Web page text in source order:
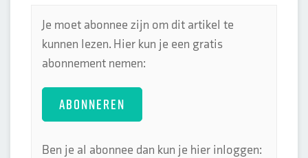
Je moet abonnee zijn om dit artikel te
kunnen lezen. Hier kun je een gratis
abonnement nemen:
ABONNEREN
Ben je al abonnee dan kun je hier inloggen: